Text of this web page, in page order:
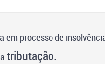
em processo de
tributação.